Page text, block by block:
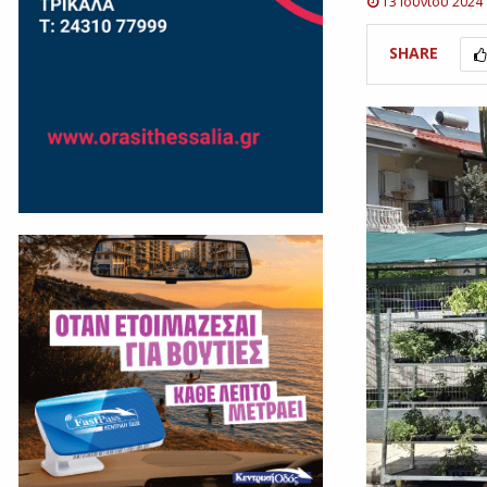
SHARE